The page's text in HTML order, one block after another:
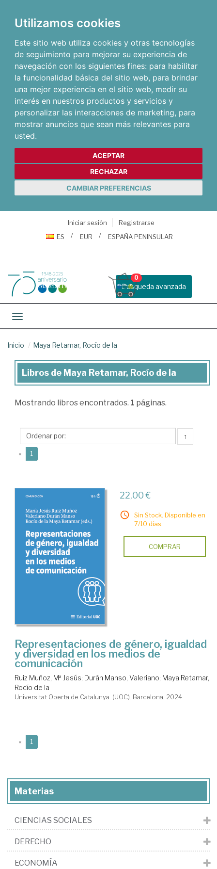
Utilizamos cookies
Este sitio web utiliza cookies y otras tecnologías
de seguimiento para mejorar su experiencia de
navegación con los siguientes fines: para habilitar
la funcionalidad básica del sitio web, para brindar
una mejor experiencia en el sitio web, medir su
interés en nuestros productos y servicios y
personalizar las interacciones de marketing, para
mostrar anuncios que sean más relevantes para
usted.
ACEPTAR
RECHAZAR
CAMBIAR PREFERENCIAS
Iniciar sesión
Registrarse
ES
EUR ESPAÑA PENINSULAR
Busqueda avanzada
0
Toggle navigation
Inicio Maya Retamar, Rocío de la
Libros
Maya
Rocío
de
Libros de Maya Retamar, Rocío de la
Mostrando libros encontrados. 1 páginas.
↑
« 1
22,00 €
Sin Stock. Disponible en
7/10 días.
COMPRAR
Representaciones de género, igualdad
y diversidad en los medios de
comunicación
Ruiz Muñoz, Mª Jesús; Durán Manso, Valeriano; Maya Retamar,
Rocío de la
Universitat Oberta de Catalunya. (UOC). Barcelona, 2024
« 1
Materias
CIENCIAS SOCIALES
DERECHO
ECONOMÍA